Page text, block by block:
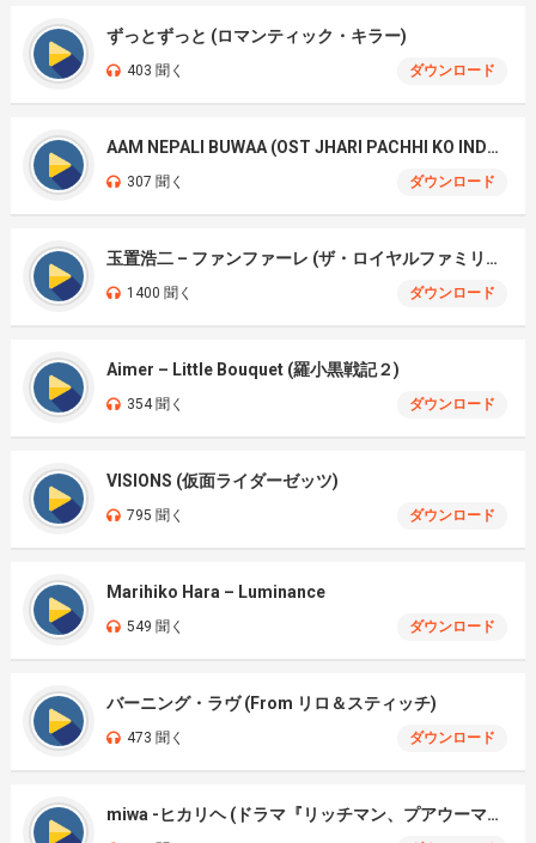
ずっとずっと (ロマンティック・キラー)
403 聞く ダウンロード
AAM NEPALI BUWAA (OST JHARI PACHHI KO INDRENI)
307 聞く ダウンロード
玉置浩二 – ファンファーレ (ザ・ロイヤルファミリー)
1400 聞く ダウンロード
Aimer – Little Bouquet (羅小黒戦記２)
354 聞く ダウンロード
VISIONS (仮面ライダーゼッツ)
795 聞く ダウンロード
Marihiko Hara – Luminance
549 聞く ダウンロード
バーニング・ラヴ (From リロ＆スティッチ)
473 聞く ダウンロード
miwa -ヒカリヘ (ドラマ『リッチマン、プアウーマン)